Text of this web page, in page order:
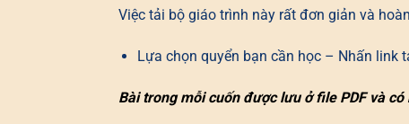
Việc tải bộ giáo trình này rất đơn giản và
Lựa chọn quyển bạn cần học – Nhấn link
Bài trong mỗi cuốn được lưu ở file PDF và